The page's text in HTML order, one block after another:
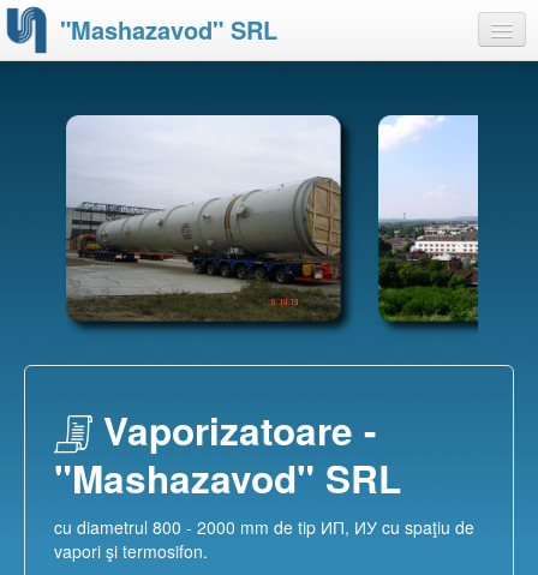
"Mashazavod" SRL
Produse
Certificate
Partnerii noştri
Contacte
Vaporizatoare -
"Mashazavod" SRL
cu diametrul 800 - 2000 mm de tip ИП, ИУ cu spaţiu de
vapori şi termosifon.